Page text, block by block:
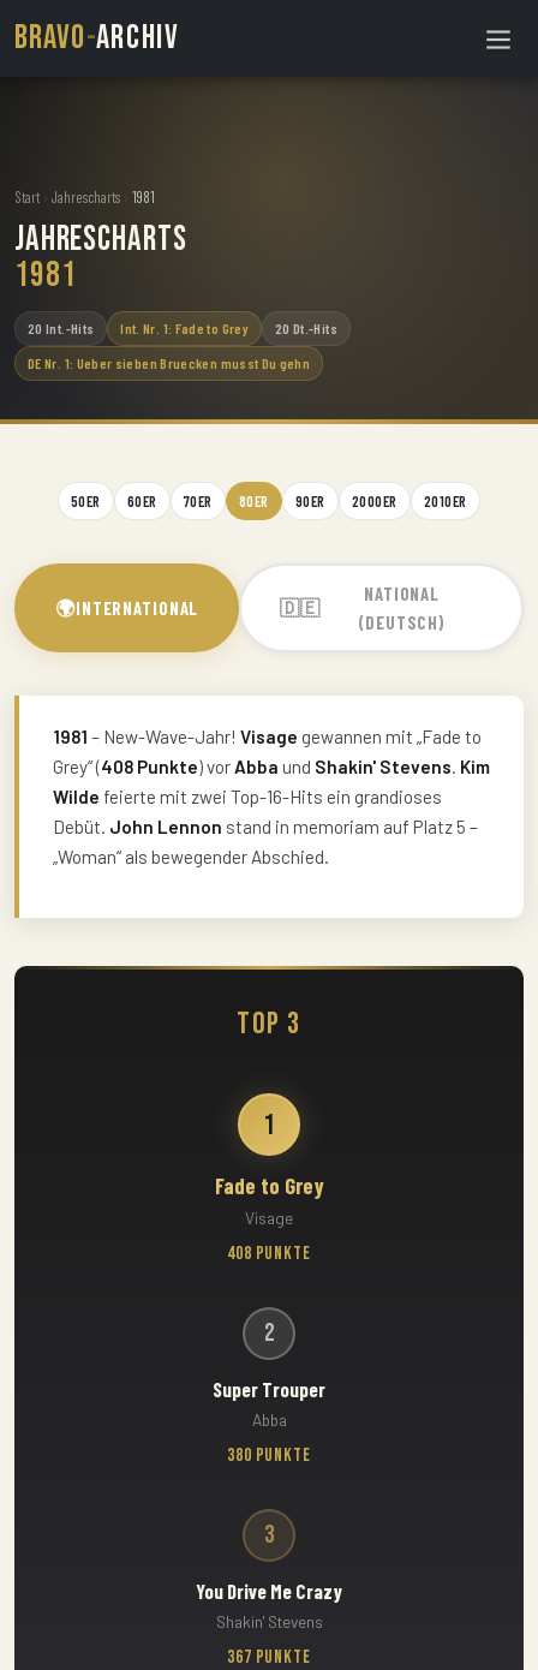
BRAVO-ARCHIV
Start Jahrescharts 1981
Jahrescharts
1981
20 Int.-Hits Int. Nr. 1: Fade to Grey 20 Dt.-Hits
DE Nr. 1: Ueber sieben Bruecken musst Du gehn
50ER 60ER 70ER 80ER 90ER 2000ER 2010ER
🌍INTERNATIONAL 🇩🇪
NATIONAL
(DEUTSCH)
1981 – New-Wave-Jahr! Visage gewannen mit „Fade to
Grey“ (408 Punkte) vorAbba und Shakin' Stevens. Kim
Wilde feierte mit zwei Top-16-Hits ein grandioses
Debüt. John Lennon stand in memoriam auf Platz 5 –
„Woman“ als bewegender Abschied.
Top 3
1
Fade to Grey
Visage
408 Punkte
2
Super Trouper
Abba
380 Punkte
3
You Drive Me Crazy
Shakin' Stevens
367 Punkte